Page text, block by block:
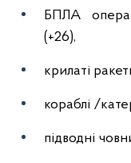
БПЛА
(+26),
крилаті
кораблі /
підводні